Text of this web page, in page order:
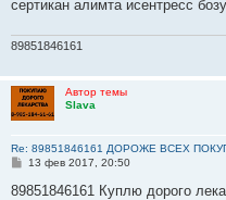
сертикан алимта исентресс
89851846161
Автор темы
Slava
Re: 89851846161 ДОРОЖЕ ВСЕХ
С
о
13 фев 2017, 20:50
89851846161 Куплю дорого